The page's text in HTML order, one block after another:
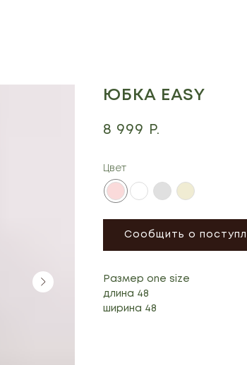
ЮБКА EASY
8 999 Р.
Цвет
Сообщить о
Размер one size
длина 48
ширина 48